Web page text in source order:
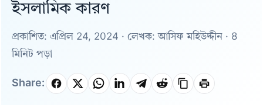
ইসলামিক কারণ
প্রকাশিত: এপ্রিল 24, 2024 · লেখক: আসিফ মহিউদ্দীন · 8
মিনিট পড়া
Share: